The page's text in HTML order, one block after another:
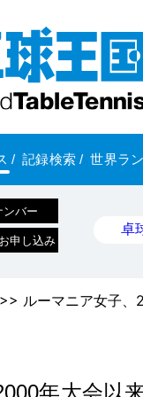
/ 記録検索 / 世界ラ
ンバー
申し込み
卓
>> ルーマニア女子、